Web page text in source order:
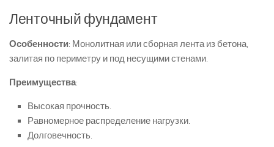
Ленточный фундамент
Особенности: Монолитная или сборная лента из бетона,
залитая по периметру и под несущими стенами.
Преимущества:
Высокая прочность.
Равномерное распределение нагрузки.
Долговечность.